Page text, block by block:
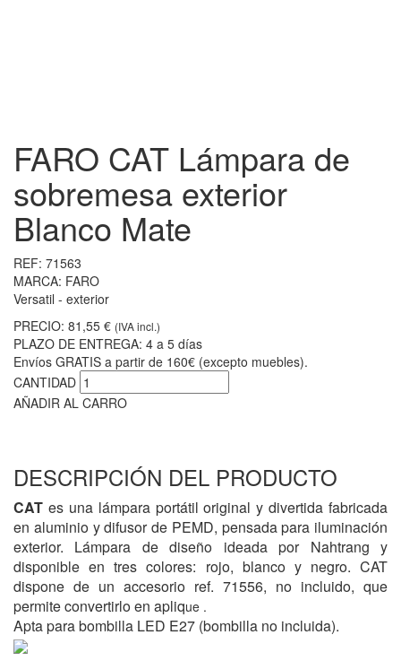
FARO CAT Lámpara de
sobremesa exterior
Blanco Mate
REF: 71563
MARCA: FARO
Versatil - exterior
PRECIO: 81,55 € (IVA incl.)
PLAZO DE ENTREGA: 4 a 5 días
Envíos GRATIS a partir de 160€ (excepto muebles).
CANTIDAD
AÑADIR AL CARRO
DESCRIPCIÓN DEL PRODUCTO
CAT es una lámpara portátil original y divertida fabricada
en aluminio y difusor de PEMD, pensada para iluminación
exterior. Lámpara de diseño ideada por Nahtrang y
disponible en tres colores: rojo, blanco y negro. CAT
dispone de un accesorio ref. 71556, no incluido, que
permite convertirlo en aplique .
Apta para bombilla LED E27 (bombilla no incluida).